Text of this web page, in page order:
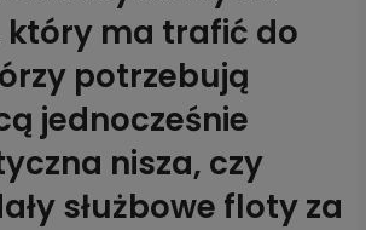
który ma trafić do
potrzebują
jednocześnie
nisza, czy
służbowe floty za